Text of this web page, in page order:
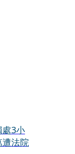
處3小
法院